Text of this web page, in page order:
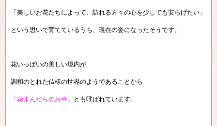
「美しいお花たちによって、訪れる方々の心を少しでも安らげたい」
という思いで育てているうち、現在の姿になったそうです。
花いっぱいの美しい境内が
調和のとれた仏様の世界のようであることから
「花まんだらのお寺」 とも呼ばれています。